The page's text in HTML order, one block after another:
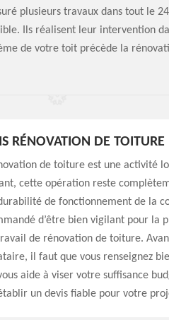
plusieurs travaux dans tout le
Ils réalisent leur intervention
de votre toit précède la
RÉNOVATION DE TOITURE
de toiture est une activité
cette opération reste
de fonctionnement de la
d’être bien vigilant pour la
de rénovation de toiture.
il faut que vous renseignez
aide à viser votre suffisance
un devis fiable pour votre